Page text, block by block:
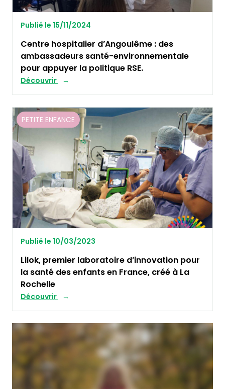
Publié le 15/11/2024
Centre hospitalier d’Angoulême : des
ambassadeurs santé-environnementale
pour appuyer la politique RSE.
Découvrir
PETITE ENFANCE
Publié le 10/03/2023
Lilok, premier laboratoire d’innovation pour
la santé des enfants en France, créé à La
Rochelle
Découvrir